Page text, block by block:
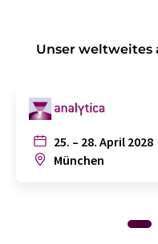
Unser weltweites
25. – 28. April 2028
München